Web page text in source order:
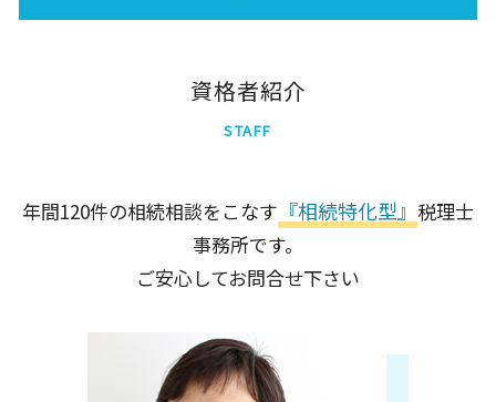
生命保険 相続税
足立区
資格者紹介
STAFF
年間120件の相続相談をこなす 『相続特化型』 税理士
事務所です。
ご安心してお問合せ下さい